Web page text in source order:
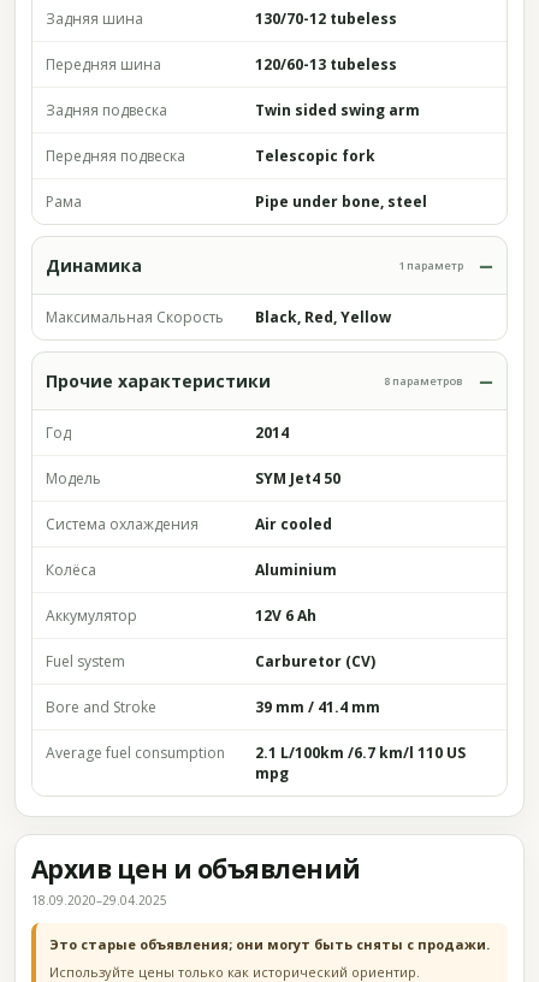
Задняя шина 130/70-12 tubeless
Передняя шина 120/60-13 tubeless
Задняя подвеска Twin sided swing arm
Передняя подвеска Telescopic fork
Рама Pipe under bone, steel
Динамика 1 параметр
Максимальная Скорость Black, Red, Yellow
Прочие характеристики 8 параметров
Год 2014
Модель SYM Jet4 50
Система охлаждения Air cooled
Колёса Aluminium
Аккумулятор 12V 6 Ah
Fuel system Carburetor (CV)
Bore and Stroke 39 mm / 41.4 mm
Average fuel consumption
2.1 L/100km /6.7 km/l 110 US
mpg
Архив цен и объявлений
18.09.2020–29.04.2025
Это старые объявления; они могут быть сняты с продажи.
Используйте цены только как исторический ориентир.